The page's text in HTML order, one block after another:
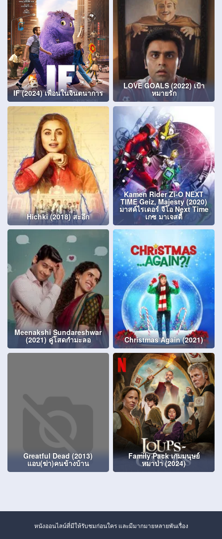
IF (2024) เพื่อนในจินตนาการ
LOVE GOALS (2022) เป้า
หมายรัก
Hichki (2018) สะอึก
Kamen Rider Zi-O NEXT
TIME Geiz, Majesty (2020)
มาสค์ไรเดอร์ จีโอ Next Time
เกซ มาเจสตี้
Meenakshi Sundareshwar
(2021) คู่โสดกำมะลอ Christmas Again (2021)
Greatful Dead (2013)
แอบ(ฆ่า)คนข้างบ้าน
Family Pack เกมมนุษย์
หมาป่า (2024)
หนังออนไลน์ที่มีให้รับชมก่อนใคร และมีมากมายหลายพันเรื่อง